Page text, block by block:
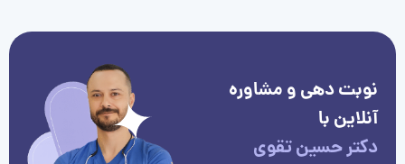
نوبت دهی و مشاوره
آنلاین با
دکتر حسین تقوی